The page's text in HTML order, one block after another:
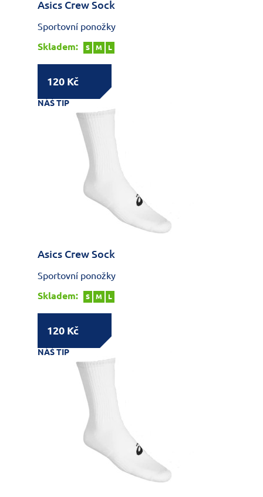
Asics Crew Sock
Sportovní ponožky
Skladem:
S M L
120 Kč
NÁŠ TIP
Asics Crew Sock
Sportovní ponožky
Skladem:
S M L
120 Kč
NÁŠ TIP